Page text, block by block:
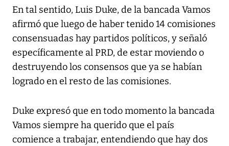
En tal sentido, Luis Duke, de la bancada Vamos
afirmó que luego de haber tenido 14 comisiones
consensuadas hay partidos políticos, y señaló
específicamente al PRD, de estar moviendo o
destruyendo los consensos que ya se habían
logrado en el resto de las comisiones.
Duke expresó que en todo momento la bancada
Vamos siempre ha querido que el país
comience a trabajar, entendiendo que hay dos